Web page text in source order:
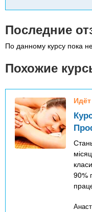
Последние
По данному курсу пока
Похожие
90%